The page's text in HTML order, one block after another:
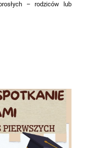
– rodziców lub